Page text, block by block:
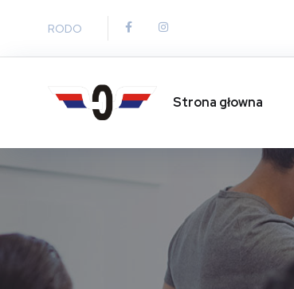
RODO
Strona głowna